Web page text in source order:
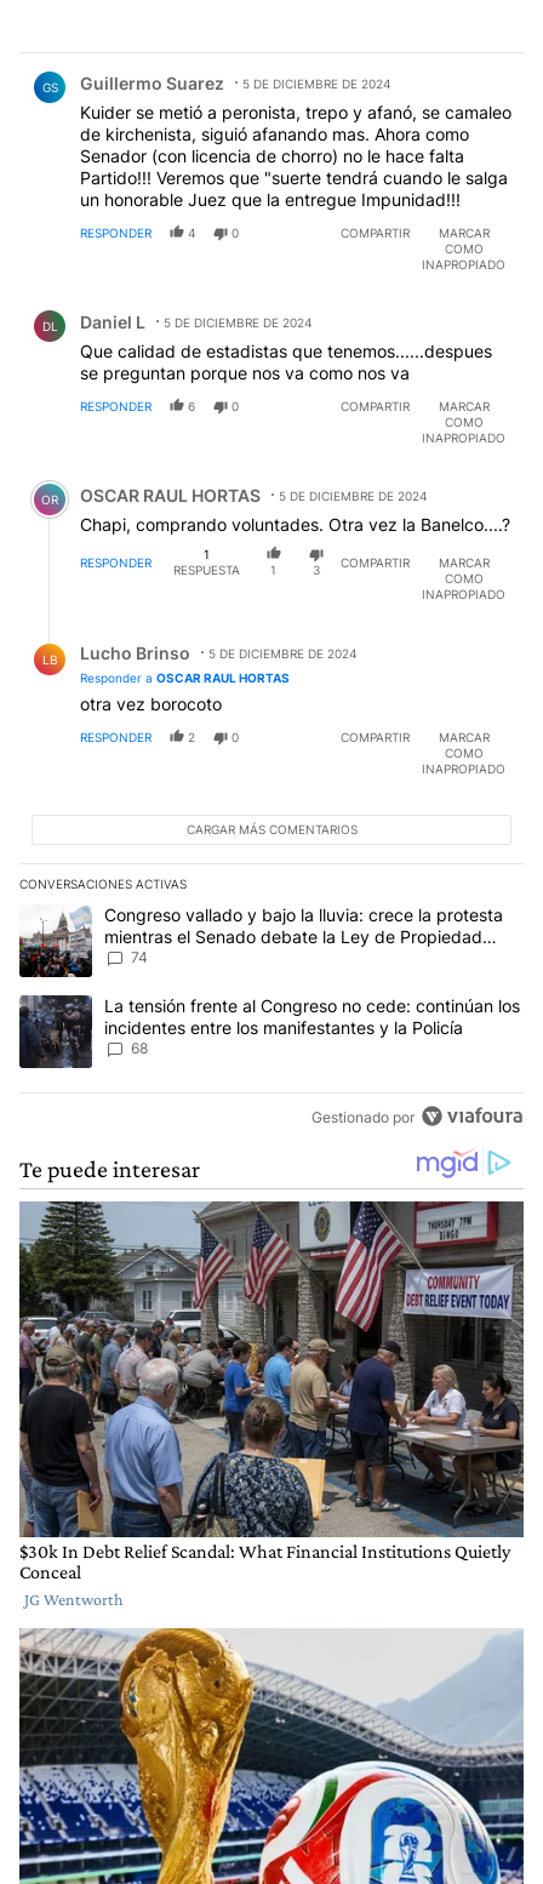
GS Guillermo Suarez 5 DE DICIEMBRE DE 2024
Kuider se metió a peronista, trepo y afanó, se camaleo
de kirchenista, siguió afanando mas. Ahora como
Senador (con licencia de chorro) no le hace falta
Partido!!! Veremos que "suerte tendrá cuando le salga
un honorable Juez que la entregue Impunidad!!!
RESPONDER 4 0 COMPARTIR
MARCAR
COMO
INAPROPIADO
DL Daniel L 5 DE DICIEMBRE DE 2024
Que calidad de estadistas que tenemos......despues
se preguntan porque nos va como nos va
RESPONDER 6 0 COMPARTIR
MARCAR
COMO
INAPROPIADO
Comentario de OSCAR RAUL HORTAS.
OR OSCAR RAUL HORTAS 5 DE DICIEMBRE DE 2024
Chapi, comprando voluntades. Otra vez la Banelco....?
RESPONDER
1
RESPUESTA
1 3
COMPARTIR
MARCAR
COMO
INAPROPIADO
LB Lucho Brinso
5 DE DICIEMBRE DE 2024
Responder a OSCAR RAUL HORTAS
otra vez borocoto
RESPONDER 2 0 COMPARTIR
MARCAR
COMO
INAPROPIADO
CARGAR MÁS COMENTARIOS
CONVERSACIONES ACTIVAS
Este listado muestra los artículos con más comentarios en los
Un artículo de tendencia con el título "Congreso vallado y bajo
Congreso vallado y bajo la lluvia: crece la protesta
mientras el Senado debate la Ley de Propiedad
Privada
74
Un artículo de tendencia con el título "La tensión frente al
La tensión frente al Congreso no cede: continúan los
incidentes entre los manifestantes y la Policía
68
Gestionado por